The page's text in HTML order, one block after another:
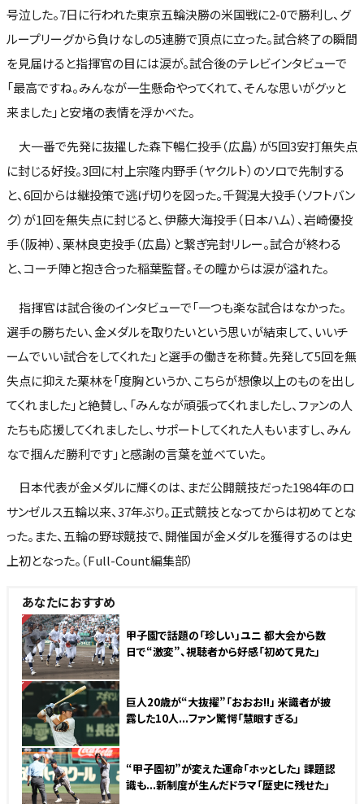
号泣した。7日に行われた東京五輪決勝の米国戦に2-0で勝利し、グ
ループリーグから負けなしの5連勝で頂点に立った。試合終了の瞬間
を見届けると指揮官の目には涙が。試合後のテレビインタビューで
「最高ですね。みんなが一生懸命やってくれて、そんな思いがグッと
来ました」と安堵の表情を浮かべた。
大一番で先発に抜擢した森下暢仁投手（広島）が5回3安打無失点
に封じる好投。3回に村上宗隆内野手（ヤクルト）のソロで先制する
と、6回からは継投策で逃げ切りを図った。千賀滉大投手（ソフトバン
ク）が1回を無失点に封じると、伊藤大海投手（日本ハム）、岩崎優投
手（阪神）、栗林良吏投手（広島）と繋ぎ完封リレー。試合が終わる
と、コーチ陣と抱き合った稲葉監督。その瞳からは涙が溢れた。
指揮官は試合後のインタビューで「一つも楽な試合はなかった。
選手の勝ちたい、金メダルを取りたいという思いが結束して、いいチ
ームでいい試合をしてくれた」と選手の働きを称賛。先発して5回を無
失点に抑えた栗林を「度胸というか、こちらが想像以上のものを出し
てくれました」と絶賛し、「みんなが頑張ってくれましたし、ファンの人
たちも応援してくれましたし、サポートしてくれた人もいますし、みん
なで掴んだ勝利です」と感謝の言葉を並べていた。
日本代表が金メダルに輝くのは、まだ公開競技だった1984年のロ
サンゼルス五輪以来、37年ぶり。正式競技となってからは初めてとな
った。また、五輪の野球競技で、開催国が金メダルを獲得するのは史
上初となった。（Full-Count編集部）
あなたにおすすめ
NEW
甲子園で話題の「珍しい」ユニ 都大会から数
日で“激変”、視聴者から好感「初めて見た」
NEW
巨人20歳が“大抜擢”「おおお!!」 米識者が披
露した10人...ファン驚愕「慧眼すぎる」
“甲子園初”が変えた運命「ホッとした」 課題認
識も...新制度が生んだドラマ「歴史に残せた」